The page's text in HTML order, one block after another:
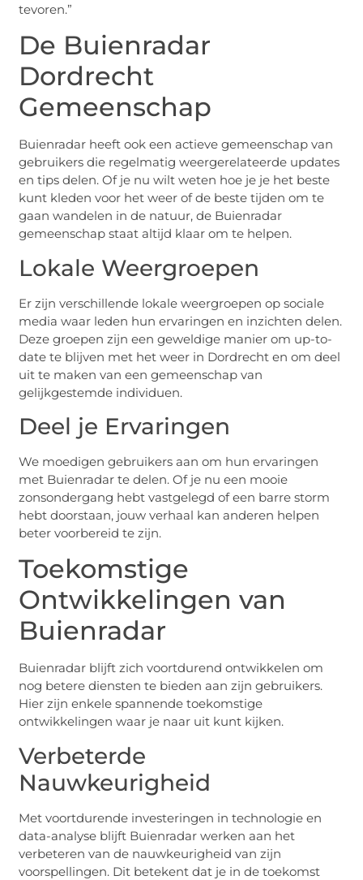
tevoren.”
De Buienradar
Dordrecht
Gemeenschap
Buienradar heeft ook een actieve gemeenschap van
gebruikers die regelmatig weergerelateerde updates
en tips delen. Of je nu wilt weten hoe je je het beste
kunt kleden voor het weer of de beste tijden om te
gaan wandelen in de natuur, de Buienradar
gemeenschap staat altijd klaar om te helpen.
Lokale Weergroepen
Er zijn verschillende lokale weergroepen op sociale
media waar leden hun ervaringen en inzichten delen.
Deze groepen zijn een geweldige manier om up-to-
date te blijven met het weer in Dordrecht en om deel
uit te maken van een gemeenschap van
gelijkgestemde individuen.
Deel je Ervaringen
We moedigen gebruikers aan om hun ervaringen
met Buienradar te delen. Of je nu een mooie
zonsondergang hebt vastgelegd of een barre storm
hebt doorstaan, jouw verhaal kan anderen helpen
beter voorbereid te zijn.
Toekomstige
Ontwikkelingen van
Buienradar
Buienradar blijft zich voortdurend ontwikkelen om
nog betere diensten te bieden aan zijn gebruikers.
Hier zijn enkele spannende toekomstige
ontwikkelingen waar je naar uit kunt kijken.
Verbeterde
Nauwkeurigheid
Met voortdurende investeringen in technologie en
data-analyse blijft Buienradar werken aan het
verbeteren van de nauwkeurigheid van zijn
voorspellingen. Dit betekent dat je in de toekomst